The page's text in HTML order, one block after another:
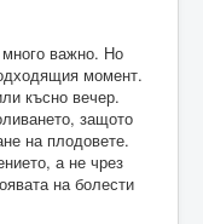
важно. Но
момент.
късно вечер.
защото
на плодовете.
а не чрез
на болести